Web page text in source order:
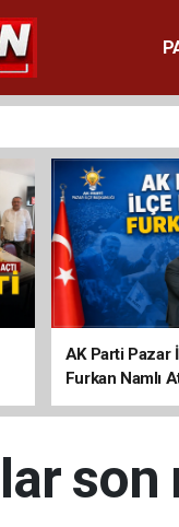
AK Parti Pazar
Furkan Namlı
son